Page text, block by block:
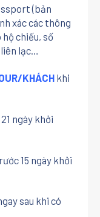
(bản
xác các thông
chiếu, số
lạc…
KHÁCH khi
ngày khởi
15 ngày khởi
sau khi có